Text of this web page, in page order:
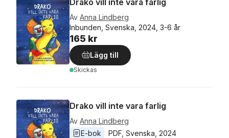
Drako vill inte vara farlig
Av Anna Lindberg
Inbunden, Svenska, 2024, 3-6 år
165 kr
Lägg till
Skickas
Drako vill inte vara farlig
Av Anna Lindberg
E-bok
PDF Svenska 2024